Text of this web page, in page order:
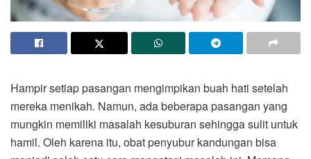
Hampir setiap pasangan mengimpikan buah hati setelah
mereka menikah. Namun, ada beberapa pasangan yang
mungkin memiliki masalah kesuburan sehingga sulit untuk
hamil. Oleh karena itu, obat penyubur kandungan bisa